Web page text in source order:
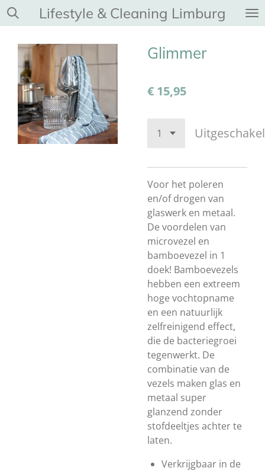
Ga
direct
hoofdinhoud
Lifestyle & Cleaning Limburg
Glimmer
€ 15,95
Voor het poleren
en/of drogen van
glaswerk en metaal.
De voordelen van
microvezel en
bamboevezel in 1
doek! Bamboevezels
hebben een extreem
hoge vochtopname
en een natuurlijk
zelfreinigend effect,
die de bacteriegroei
tegenwerkt. De
combinatie van de
vezels maken glas en
metaal super
glanzend zonder
stofdeeltjes achter te
laten.
Verkrijgbaar in de